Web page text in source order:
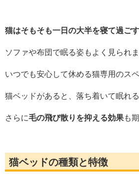
猫はそもそも一日の大半を寝て過ご
ソファや布団で眠る姿もよく見られ
いつでも安心して休める猫専用のス
猫ベッドがあると、落ち着いて眠れる
さらに毛の飛び散りを抑える効果も
猫ベッドの種類と特徴